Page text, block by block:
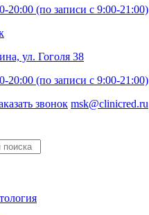
20:00 (по записи с 9:00-21:00)
ул. Гоголя 38
20:00 (по записи с 9:00-21:00)
звонок msk@clinicred.ru